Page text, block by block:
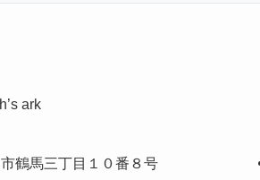
ark
鶴馬三丁目１０番８号